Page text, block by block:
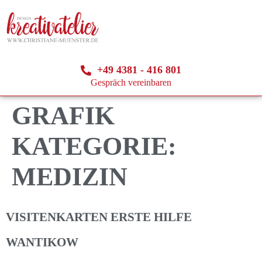
+49 4381 - 416 801
Gespräch vereinbaren
GRAFIK
KATEGORIE:
MEDIZIN
VISITENKARTEN ERSTE HILFE
WANTIKOW